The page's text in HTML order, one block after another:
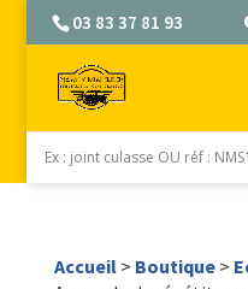
03 83 37 81 93
Accueil> Boutique>